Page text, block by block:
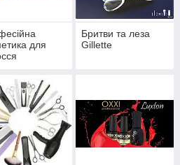
для
Бритви та леза
Gillette